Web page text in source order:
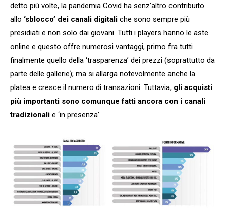
detto più volte, la pandemia Covid ha senz’altro contribuito
allo ‘sblocco’ dei canali digitali che sono sempre più
presidiati e non solo dai giovani. Tutti i players hanno le aste
online e questo offre numerosi vantaggi, primo fra tutti
finalmente quello della ‘trasparenza’ dei prezzi (soprattutto da
parte delle gallerie); ma si allarga notevolmente anche la
platea e cresce il numero di transazioni. Tuttavia, gli acquisti
più importanti sono comunque fatti ancora con i canali
tradizionali e ‘in presenza’.